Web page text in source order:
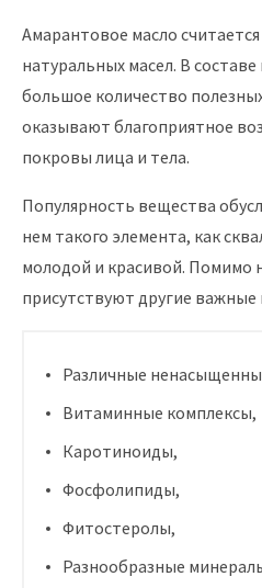
Амарантовое масло
натуральных масел. В
большое количество
оказывают благоприятное
покровы лица и тела.
Популярность вещества
нем такого элемента, как
молодой и красивой. Помимо
присутствуют другие
Различные
Витаминные комплексы,
Каротиноиды,
Фосфолипиды,
Фитостеролы,
Разнообразные